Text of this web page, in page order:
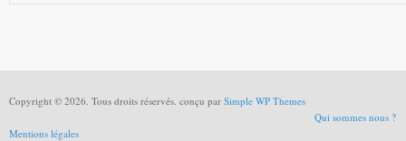
Copyright © 2026. Tous droits réservés. conçu par Simple WP Themes
Qui sommes nous ?
Mentions légales